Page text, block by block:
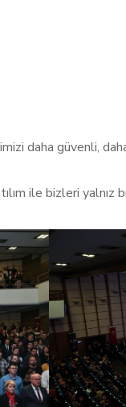
daha güvenli,
ile bizleri